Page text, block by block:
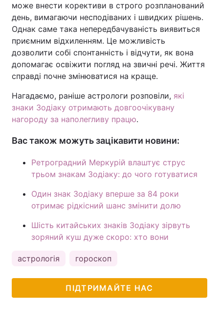
може внести корективи в строго розпланований
день, вимагаючи несподіваних і швидких рішень.
Однак саме така непередбачуваність виявиться
приємним відхиленням. Це можливість
дозволити собі спонтанність і відчути, як вона
допомагає освіжити погляд на звичні речі. Життя
справді почне змінюватися на краще.
Нагадаємо, раніше астрологи розповіли, які
знаки Зодіаку отримають довгоочікувану
нагороду за наполегливу працю.
Вас також можуть зацікавити новини:
Ретроградний Меркурій влаштує струс
трьом знакам Зодіаку: до чого готуватися
Один знак Зодіаку вперше за 84 роки
отримає рідкісний шанс змінити долю
Шість китайських знаків Зодіаку зірвуть
зоряний куш дуже скоро: хто вони
астрологія гороскоп
ПІДТРИМАЙТЕ НАС